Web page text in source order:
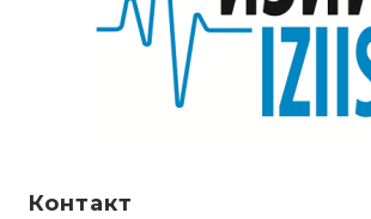
Контакт